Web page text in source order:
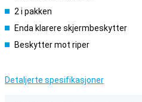
2 i pakken
Enda klarere skjermbeskytter
Beskytter mot riper
Detaljerte spesifikasjoner